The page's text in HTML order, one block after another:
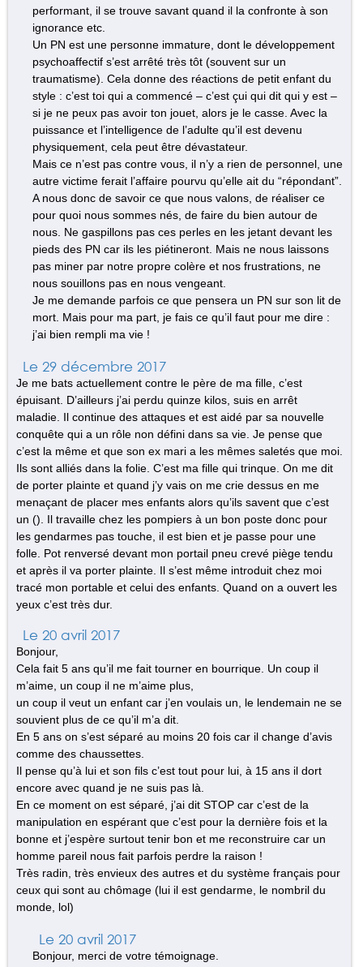
performant, il se trouve savant quand il la confronte à son
ignorance etc.
Un PN est une personne immature, dont le développement
psychoaffectif s’est arrêté très tôt (souvent sur un
traumatisme). Cela donne des réactions de petit enfant du
style : c’est toi qui a commencé – c’est çui qui dit qui y est –
si je ne peux pas avoir ton jouet, alors je le casse. Avec la
puissance et l’intelligence de l’adulte qu’il est devenu
physiquement, cela peut être dévastateur.
Mais ce n’est pas contre vous, il n’y a rien de personnel, une
autre victime ferait l’affaire pourvu qu’elle ait du “répondant”.
A nous donc de savoir ce que nous valons, de réaliser ce
pour quoi nous sommes nés, de faire du bien autour de
nous. Ne gaspillons pas ces perles en les jetant devant les
pieds des PN car ils les piétineront. Mais ne nous laissons
pas miner par notre propre colère et nos frustrations, ne
nous souillons pas en nous vengeant.
Je me demande parfois ce que pensera un PN sur son lit de
mort. Mais pour ma part, je fais ce qu’il faut pour me dire :
j’ai bien rempli ma vie !
Le 29 décembre 2017
Je me bats actuellement contre le père de ma fille, c’est
épuisant. D’ailleurs j’ai perdu quinze kilos, suis en arrêt
maladie. Il continue des attaques et est aidé par sa nouvelle
conquête qui a un rôle non défini dans sa vie. Je pense que
c’est la même et que son ex mari a les mêmes saletés que moi.
Ils sont alliés dans la folie. C’est ma fille qui trinque. On me dit
de porter plainte et quand j’y vais on me crie dessus en me
menaçant de placer mes enfants alors qu’ils savent que c’est
un (). Il travaille chez les pompiers à un bon poste donc pour
les gendarmes pas touche, il est bien et je passe pour une
folle. Pot renversé devant mon portail pneu crevé piège tendu
et après il va porter plainte. Il s’est même introduit chez moi
tracé mon portable et celui des enfants. Quand on a ouvert les
yeux c’est très dur.
Le 20 avril 2017
Bonjour,
Cela fait 5 ans qu’il me fait tourner en bourrique. Un coup il
m’aime, un coup il ne m’aime plus,
un coup il veut un enfant car j’en voulais un, le lendemain ne se
souvient plus de ce qu’il m’a dit.
En 5 ans on s’est séparé au moins 20 fois car il change d’avis
comme des chaussettes.
Il pense qu’à lui et son fils c’est tout pour lui, à 15 ans il dort
encore avec quand je ne suis pas là.
En ce moment on est séparé, j’ai dit STOP car c’est de la
manipulation en espérant que c’est pour la dernière fois et la
bonne et j’espère surtout tenir bon et me reconstruire car un
homme pareil nous fait parfois perdre la raison !
Très radin, très envieux des autres et du système français pour
ceux qui sont au chômage (lui il est gendarme, le nombril du
monde, lol)
Le 20 avril 2017
Bonjour, merci de votre témoignage.